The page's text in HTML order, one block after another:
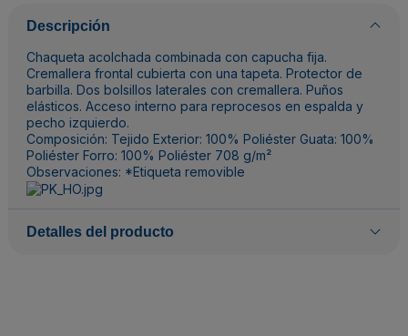
Descripción
Chaqueta acolchada combinada con capucha fija.
Cremallera frontal cubierta con una tapeta. Protector de
barbilla. Dos bolsillos laterales con cremallera. Puños
elásticos. Acceso interno para reprocesos en espalda y
pecho izquierdo.
Composición: Tejido Exterior: 100% Poliéster Guata: 100%
Poliéster Forro: 100% Poliéster 708 g/m²
Observaciones: *Etiqueta removible
Detalles del producto